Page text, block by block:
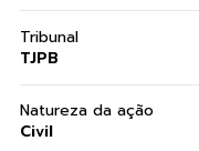
Tribunal
TJPB
Natureza da ação
Civil